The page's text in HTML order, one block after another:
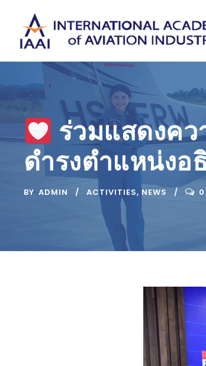
ร่วมแสดงค
ดำรงตำแหน่งอ
BY ADMIN ACTIVITIES, NEWS 0